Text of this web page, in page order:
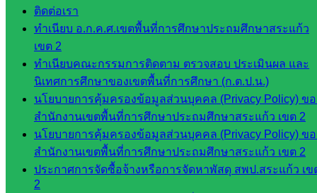
ติดต่อเรา
ทำเนียบ อ.ก.ค.ศ.เขตพื้นที่การศึกษาประถมศึกษาสระแก้ว
เขต 2
ทำเนียบคณะกรรมการติดตาม ตรวจสอบ ประเมินผล และ
นิเทศการศึกษาของเขตพื้นที่การศึกษา (ก.ต.ป.น.)
นโยบายการคุ้มครองข้อมูลส่วนบุคคล (Privacy Policy) ข
สำนักงานเขตพื้นที่การศึกษาประถมศึกษาสระแก้ว เขต 2
นโยบายการคุ้มครองข้อมูลส่วนบุคคล (Privacy Policy) ข
สำนักงานเขตพื้นที่การศึกษาประถมศึกษาสระแก้ว เขต 2
ประกาศการจัดซื้อจ้างหรือการจัดหาพัสดุ สพป.สระแก้ว เข
2
เอกสาร
กลุ่
มอำนวย
การ
กลุ่ม
บริหาร
งานงาน
เงินและ
สินทรัพย์